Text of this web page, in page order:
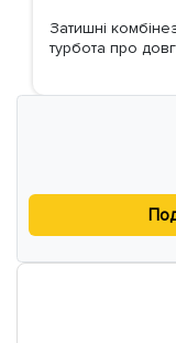
Затишні
турбота про